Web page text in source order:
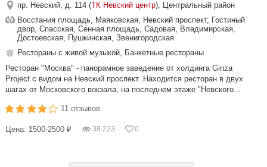
пр. Невский, д. 114 (ТК Невский центр), Центральный район
Восстания площадь, Маяковская, Невский проспект, Гостиный
двор, Спасская, Сенная площадь, Садовая, Владимирская,
Достоевская, Пушкинская, Звенигородская
Рестораны с живой музыкой, Банкетные рестораны
Ресторан "Москва" - панорамное заведение от холдинга Ginza
Project с видом на Невский проспект. Находится ресторан в двух
шагах от Московского вокзала, на последнем этаже "Невского...
11 отзывов
Цена: 1500-2500 ₽ 38 223 0